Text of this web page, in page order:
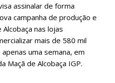
assinalar de forma
campanha de produção e
nas lojas
mais de 580 mil
uma semana, em
Maçã de Alcobaça IGP.